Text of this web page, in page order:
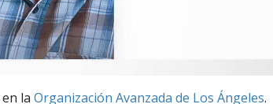
en la Organización Avanzada de Los Ángeles.